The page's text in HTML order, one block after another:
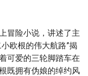
冒险小说，讲述了主
欧根的伟大航路”揭
可爱的三轮脚踏车在
既拥有伪娘的绰约风